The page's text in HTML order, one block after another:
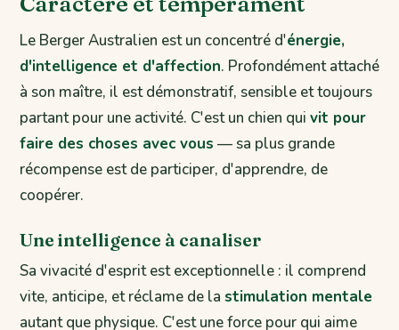
Le Berger Australien est un concentré d'énergie,
d'intelligence et d'affection. Profondément attaché
à son maître, il est démonstratif, sensible et toujours
partant pour une activité. C'est un chien qui vit pour
faire des choses avec vous — sa plus grande
récompense est de participer, d'apprendre, de
coopérer.
Une intelligence à canaliser
Sa vivacité d'esprit est exceptionnelle : il comprend
vite, anticipe, et réclame de la stimulation mentale
autant que physique. C'est une force pour qui aime